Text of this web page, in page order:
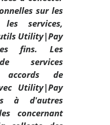
sur les
services,
Utility|Pay
fins. Les
services
accords de
Utility|Pay
à d'autres
concernant